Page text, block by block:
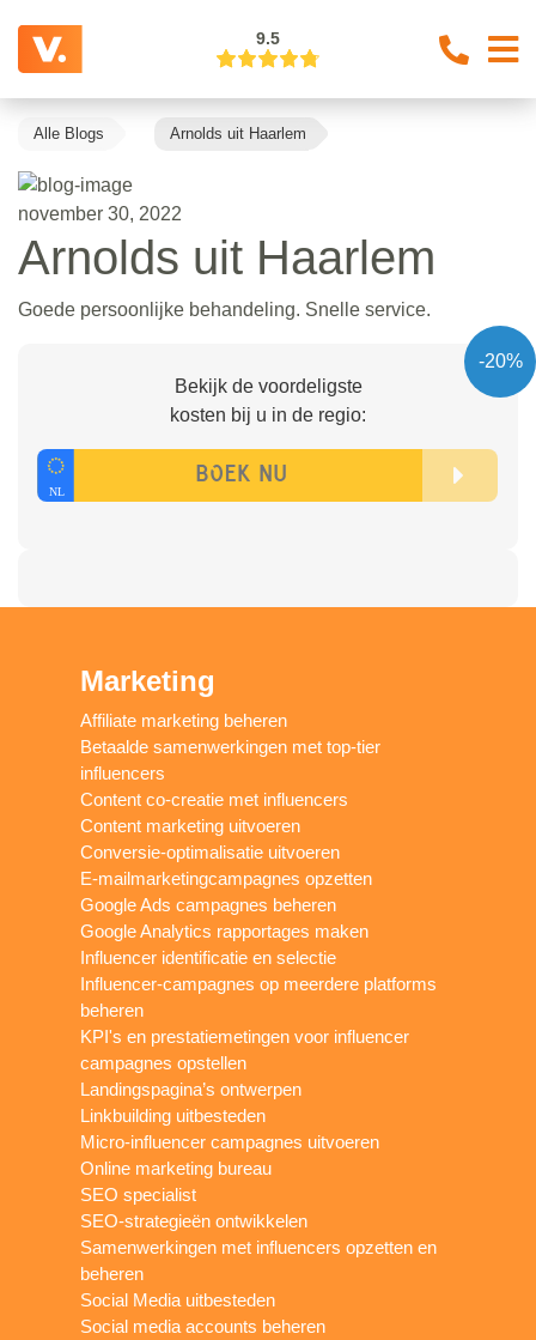
9.5
Alle Blogs Arnolds uit Haarlem
november 30, 2022
Arnolds uit Haarlem
Goede persoonlijke behandeling. Snelle service.
-20%
Bekijk de voordeligste
kosten bij u in de regio:
Marketing
Affiliate marketing beheren
Betaalde samenwerkingen met top-tier
influencers
Content co-creatie met influencers
Content marketing uitvoeren
Conversie-optimalisatie uitvoeren
E-mailmarketingcampagnes opzetten
Google Ads campagnes beheren
Google Analytics rapportages maken
Influencer identificatie en selectie
Influencer-campagnes op meerdere platforms
beheren
KPI's en prestatiemetingen voor influencer
campagnes opstellen
Landingspagina’s ontwerpen
Linkbuilding uitbesteden
Micro-influencer campagnes uitvoeren
Online marketing bureau
SEO specialist
SEO-strategieën ontwikkelen
Samenwerkingen met influencers opzetten en
beheren
Social Media uitbesteden
Social media accounts beheren